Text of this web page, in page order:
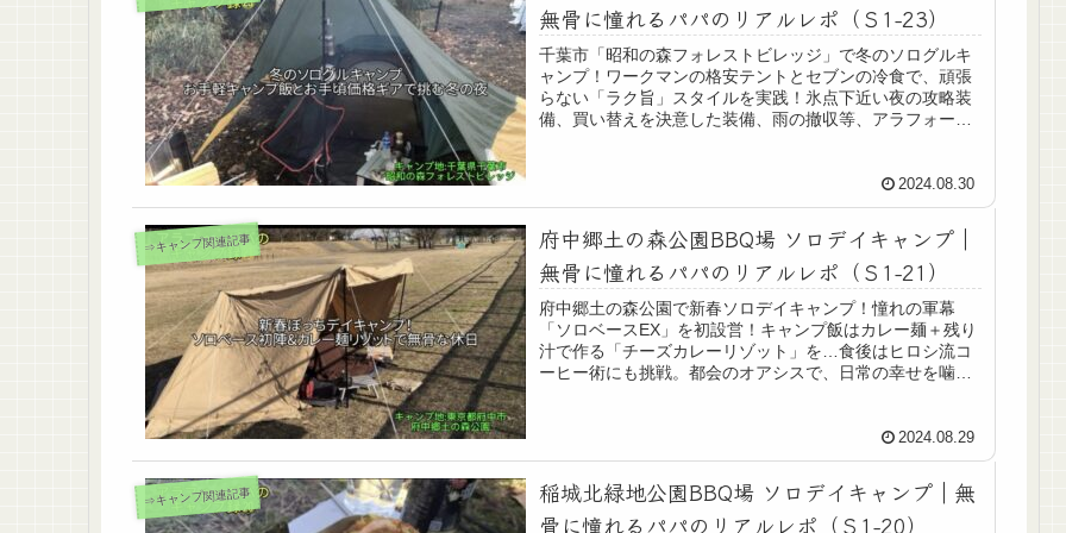
無骨に憧れるパパのリアルレポ（Ｓ1-23）
千葉市「昭和の森フォレストビレッジ」で冬のソログルキ
ャンプ！ワークマンの格安テントとセブンの冷食で、頑張
らない「ラク旨」スタイルを実践！氷点下近い夜の攻略装
備、買い替えを決意した装備、雨の撤収等、アラフォーパ
2024.08.30
⇒キャンプ関連記事
府中郷土の森公園BBQ場 ソロデイキャンプ｜
無骨に憧れるパパのリアルレポ（Ｓ1-21）
府中郷土の森公園で新春ソロデイキャンプ！憧れの軍幕
「ソロベースEX」を初設営！キャンプ飯はカレー麺＋残り
汁で作る「チーズカレーリゾット」を…食後はヒロシ流コ
ーヒー術にも挑戦。都会のオアシスで、日常の幸せを噛み
2024.08.29
⇒キャンプ関連記事
稲城北緑地公園BBQ場 ソロデイキャンプ｜無
骨に憧れるパパのリアルレポ（Ｓ1-20）